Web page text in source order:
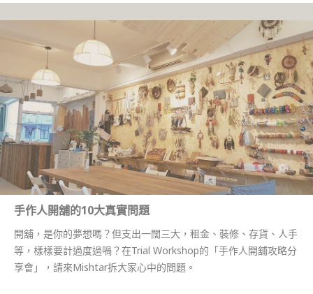
手作人開舖的10大真實問題
開舖，是你的夢想嗎？但支出一闊三大，租金、裝修、存貨、人手
等，樣樣要計過度過喎？在Trial Workshop的「手作人開舖攻略分
享會」，請來Mishtar拆大家心中的問題。